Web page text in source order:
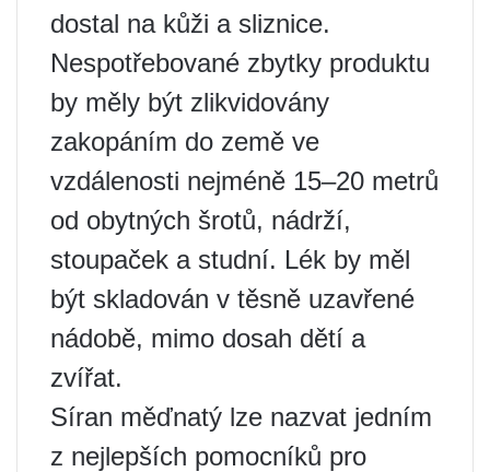
dostal na kůži a sliznice.
Nespotřebované zbytky produktu
by měly být zlikvidovány
zakopáním do země ve
vzdálenosti nejméně 15–20 metrů
od obytných šrotů, nádrží,
stoupaček a studní. Lék by měl
být skladován v těsně uzavřené
nádobě, mimo dosah dětí a
zvířat.
Síran měďnatý lze nazvat jedním
z nejlepších pomocníků pro